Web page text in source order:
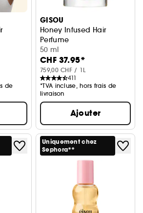
mini/voyage
de
GISOU
Honey Infused Hair
Perfume
Lavender Berry
50 ml
CHF 37.95*
759,00 CHF / 1L
411
*TVA incluse, hors frais de
livraison
Ajouter
Uniquement chez
Sephora**